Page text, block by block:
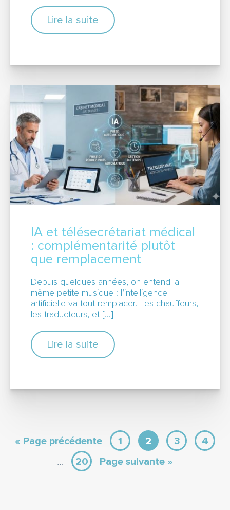
Lire la suite
IA et télésecrétariat médical
: complémentarité plutôt
que remplacement
Depuis quelques années, on entend la
même petite musique : l’intelligence
artificielle va tout remplacer. Les chauffeurs,
les traducteurs, et […]
Lire la suite
« Page précédente 1 2 3
4
…
20 Page suivante »